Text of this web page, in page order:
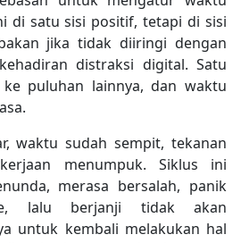
di satu sisi positif, tetapi di sisi
jika tidak diiringi dengan
distraksi digital. Satu
puluhan lainnya, dan waktu
waktu sudah sempit, tekanan
menumpuk. Siklus ini
merasa bersalah, panik
lalu berjanji tidak akan
untuk kembali melakukan hal